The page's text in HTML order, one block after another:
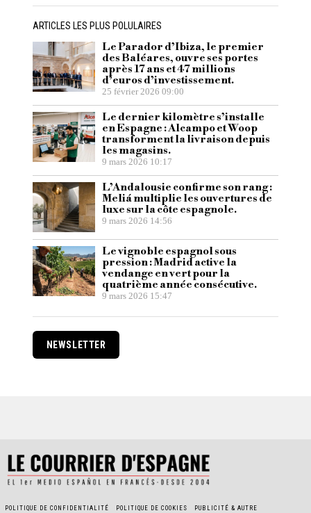
ARTICLES LES PLUS POLULAIRES
Le Parador d’Ibiza, le premier
des Baléares, ouvre ses portes
après 17 ans et 47 millions
d’euros d’investissement.
25 février 2026 09:00
Le dernier kilomètre s’installe
en Espagne : Alcampo et Woop
transforment la livraison depuis
les magasins.
9 mars 2026 10:17
L’Andalousie confirme son rang :
Meliá multiplie les ouvertures de
luxe sur la côte espagnole.
9 mars 2026 14:56
Le vignoble espagnol sous
pression : Madrid active la
vendange en vert pour la
quatrième année consécutive.
9 mars 2026 15:47
NEWSLETTER
POLITIQUE DE CONFIDENTIALITÉ POLITIQUE DE COOKIES PUBLICITÉ & AUTRE